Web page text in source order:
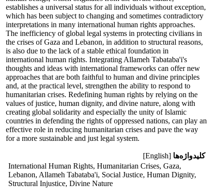
establishes a universal status for all individuals without exception,
which has been subject to changing and sometimes contradictory
interpretations in many international human rights approaches.
The inefficiency of global legal systems in protecting civilians in
the crises of Gaza and Lebanon, in addition to structural reasons,
is also due to the lack of a stable ethical foundation in
international human rights. Integrating Allameh Tabataba'i's
thoughts and ideas with international frameworks can offer new
approaches that are both faithful to human and divine principles
and, at the practical level, strengthen the ability to respond to
humanitarian crises. Redefining human rights by relying on the
values of justice, human dignity, and divine nature, along with
creating global solidarity and especially the unity of Islamic
countries in defending the rights of oppressed nations, can play an
effective role in reducing humanitarian crises and pave the way
for a more sustainable and just legal system.
کلیدواژه‌ها [English]
International Human Rights, Humanitarian Crises, Gaza,
Lebanon, Allameh Tabataba'i, Social Justice, Human Dignity,
Structural Injustice, Divine Nature